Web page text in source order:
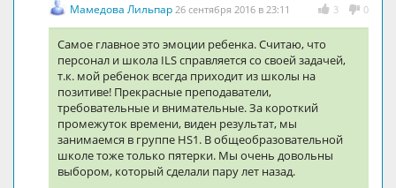
3 0
Мамедова Лильпар 26 сентября 2016 в 23:11
Самое главное это эмоции ребенка. Считаю, что
персонал и школа ILS справляется со своей задачей,
т.к. мой ребенок всегда приходит из школы на
позитиве! Прекрасные преподаватели,
требовательные и внимательные. За короткий
промежуток времени, виден результат, мы
занимаемся в группе HS1. В общеобразовательной
школе тоже только пятерки. Мы очень довольны
выбором, который сделали пару лет назад.